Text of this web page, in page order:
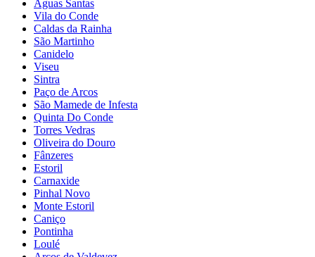
Águas Santas
Vila do Conde
Caldas da Rainha
São Martinho
Canidelo
Viseu
Sintra
Paço de Arcos
São Mamede de Infesta
Quinta Do Conde
Torres Vedras
Oliveira do Douro
Fânzeres
Estoril
Carnaxide
Pinhal Novo
Monte Estoril
Caniço
Pontinha
Loulé